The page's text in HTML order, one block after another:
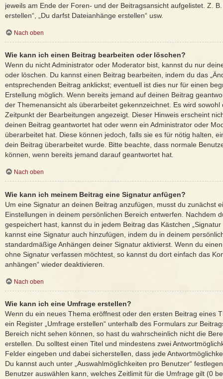
jeweils am Ende der Foren- und der Beitragsansicht aufgelistet. Z.
erstellen“, „Du darfst Dateianhänge erstellen“ usw.
Nach oben
Wie kann ich einen Beitrag bearbeiten oder löschen?
Wenn du nicht Administrator oder Moderator bist, kannst du nur
oder löschen. Du kannst einen Beitrag bearbeiten, indem du das
entsprechenden Beitrag anklickst; eventuell ist dies nur für einen
Erstellung möglich. Wenn bereits jemand auf deinen Beitrag
der Themenansicht als überarbeitet gekennzeichnet. Es wird sowohl
Zeitpunkt der Bearbeitungen angezeigt. Dieser Hinweis erscheint
deinen Beitrag geantwortet hat oder wenn ein Administrator oder
überarbeitet hat. Diese können jedoch, falls sie es für nötig halten,
dein Beitrag überarbeitet wurde. Bitte beachte, dass normale
können, wenn bereits jemand darauf geantwortet hat.
Nach oben
Wie kann ich meinem Beitrag eine Signatur anfügen?
Um eine Signatur an deinen Beitrag anzufügen, musst du zunächst
Einstellungen in deinem persönlichen Bereich entwerfen. Nachdem
gespeichert hast, kannst du in jedem Beitrag das Kästchen
kannst eine Signatur auch hinzufügen, indem du in deinem
standardmäßige Anhängen deiner Signatur aktivierst. Wenn du
ohne Signatur verfassen möchtest, so kannst du dort einfach das
anhängen“ wieder deaktivieren.
Nach oben
Wie kann ich eine Umfrage erstellen?
Wenn du ein neues Thema eröffnest oder den ersten Beitrag eines
ein Register „Umfrage erstellen“ unterhalb des Formulars zur
Bereich nicht sehen können, so hast du wahrscheinlich nicht die
erstellen. Du solltest einen Titel und mindestens zwei
Felder eingeben und dabei sicherstellen, dass jede
Du kannst auch unter „Auswahlmöglichkeiten pro Benutzer“
Benutzer auswählen kann, welches Zeitlimit für die Umfrage gilt (0